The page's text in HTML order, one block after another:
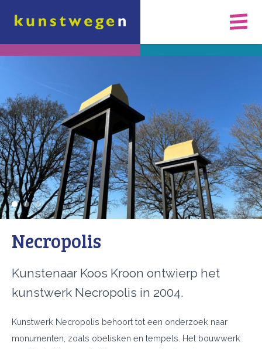
Necropolis
Kunstenaar Koos Kroon ontwierp het
kunstwerk Necropolis in 2004.
Kunstwerk Necropolis behoort tot een onderzoek naar
monumenten, zoals obelisken en tempels. Het bouwwerk